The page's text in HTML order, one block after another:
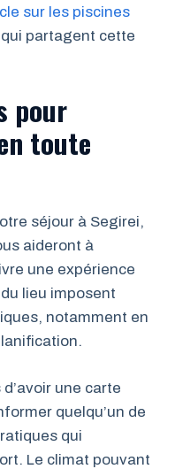
sur les piscines
qui partagent cette
pour
toute
séjour à Segirei,
aideront à
une expérience
lieu imposent
notamment en
une carte
quelqu’un de
qui
Le climat pouvant